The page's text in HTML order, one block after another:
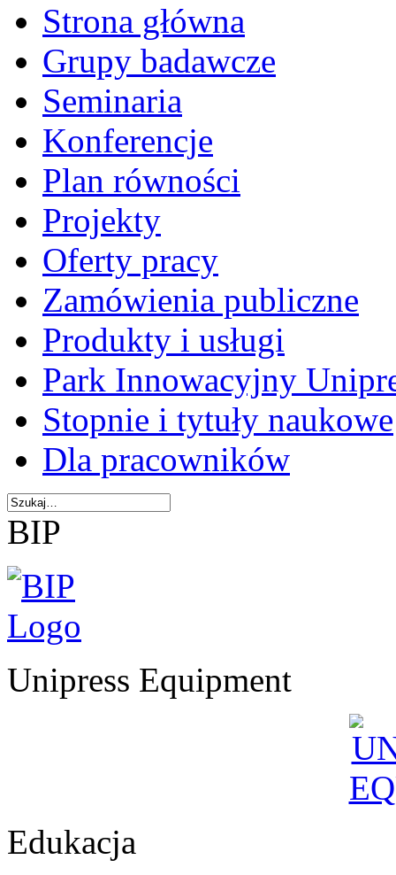
Strona główna
Grupy badawcze
Seminaria
Konferencje
Plan równości
Projekty
Oferty pracy
Zamówienia publiczne
Produkty i usługi
Park Innowacyjny
Stopnie i tytuły naukowe
Dla pracowników
BIP
Unipress Equipment
Edukacja